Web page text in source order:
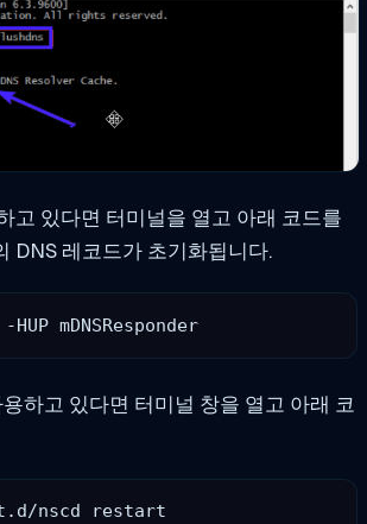
고 있다면 터미널을 열고 아래 코드를
DNS 레코드가 초기화됩니다.
mDNSResponder
하고 있다면 터미널 창을 열고 아래 코
nscd restart